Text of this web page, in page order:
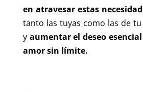
en atravesar estas
tanto las tuyas como las de
y aumentar el deseo
amor sin límite.